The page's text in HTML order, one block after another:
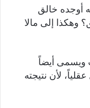
أوجده خالق
وهكذا إلى مالا
ويسمى أيضاً
لأن نتيجته